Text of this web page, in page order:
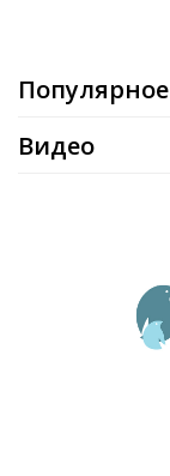
Популярное
Видео